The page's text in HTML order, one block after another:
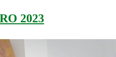
2023